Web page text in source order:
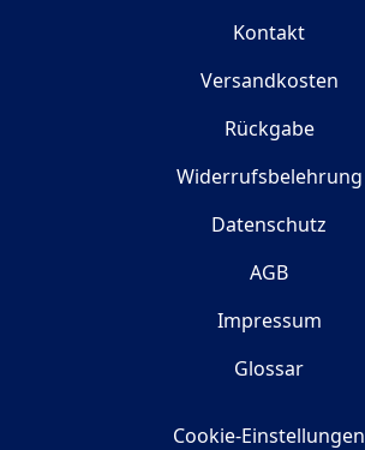
Kontakt
Versandkosten
Rückgabe
Widerrufsbelehrung
Datenschutz
AGB
Impressum
Glossar
Cookie-Einstellungen